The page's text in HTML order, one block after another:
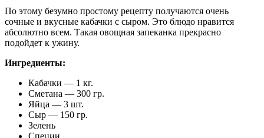
По этому безумно простому рецепту получаются очень
сочные и вкусные кабачки с сыром. Это блюдо нравится
абсолютно всем. Такая овощная запеканка прекрасно
подойдет к ужину.
Ингредиенты:
Кабачки — 1 кг.
Сметана — 300 гр.
Яйца — 3 шт.
Сыр — 150 гр.
Зелень